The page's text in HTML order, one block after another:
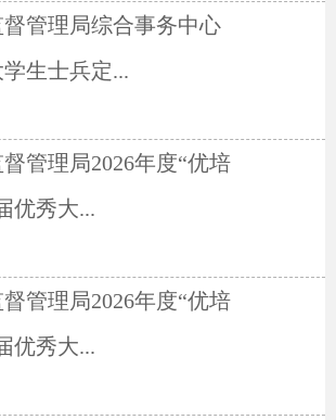
管理局综合事务中心
生士兵定...
管理局2026年度“优培
优秀大...
管理局2026年度“优培
优秀大...